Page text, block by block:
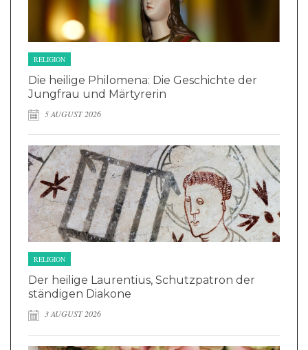
RELIGION
Die heilige Philomena: Die Geschichte der
Jungfrau und Märtyrerin
5 AUGUST 2026
RELIGION
Der heilige Laurentius, Schutzpatron der
ständigen Diakone
3 AUGUST 2026